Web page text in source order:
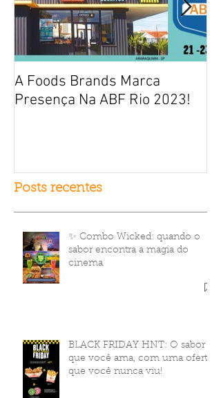
A Foods Brands Marca
Presença Na ABF Rio 2023!
Posts recentes
✨ Combo Wicked: quando o
sabor encontra a magia do
cinema
BLACK FRIDAY HNT: O sabor
que você ama, com uma oferta
que você nunca viu!